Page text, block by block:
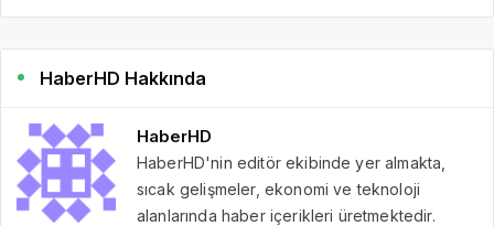
HaberHD Hakkında
HaberHD
HaberHD'nin editör ekibinde yer almakta,
sıcak gelişmeler, ekonomi ve teknoloji
alanlarında haber içerikleri üretmektedir.